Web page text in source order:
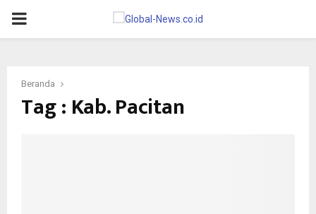
PRIMARY
Beranda
Tag : Kab. Pacitan